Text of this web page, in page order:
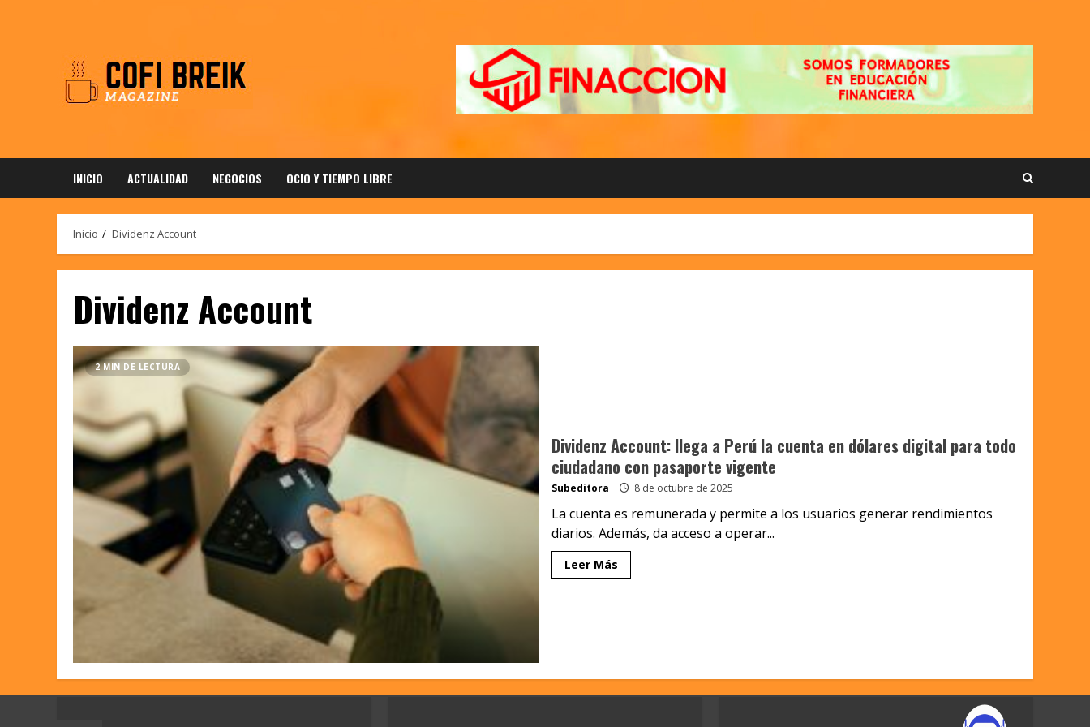
INICIO ACTUALIDAD NEGOCIOS OCIO Y TIEMPO LIBRE
Inicio Dividenz Account
Dividenz Account
2 MIN DE LECTURA
Dividenz Account: llega a Perú la cuenta en dólares digital para todo
ciudadano con pasaporte vigente
Subeditora 8 de octubre de 2025
La cuenta es remunerada y permite a los usuarios generar rendimientos
diarios. Además, da acceso a operar...
Leer Más